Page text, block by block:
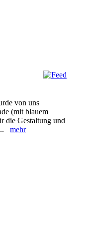
von uns
(mit blauem
die Gestaltung und
mehr